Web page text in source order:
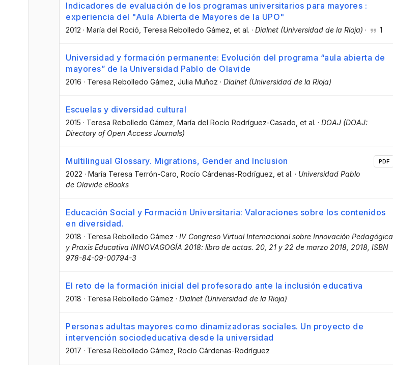
Indicadores de evaluación de los programas universitarios para mayores :
experiencia del "Aula Abierta de Mayores de la UPO"
2012 · María del Roció , Teresa Rebolledo Gámez , et al. · Dialnet (Universidad de la Rioja) · 1
Universidad y formación permanente: Evolución del programa “aula abierta de
mayores” de la Universidad Pablo de Olavide
2016 · Teresa Rebolledo Gámez, Julia Muñoz · Dialnet (Universidad de la Rioja)
Escuelas y diversidad cultural
2015 · Teresa Rebolledo Gámez, María del Rocío Rodríguez-Casado, et al. · DOAJ (DOAJ:
Directory of Open Access Journals)
Multilingual Glossary. Migrations, Gender and Inclusion
2022 · María Teresa Terrón-Caro, Rocío Cárdenas-Rodríguez, et al. · Universidad Pablo
de Olavide eBooks
PDF
Educación Social y Formación Universitaria: Valoraciones sobre los contenidos
en diversidad.
2018 · Teresa Rebolledo Gámez · IV Congreso Virtual Internacional sobre Innovación Pedagógica
y Praxis Educativa INNOVAGOGÍA 2018: libro de actas. 20, 21 y 22 de marzo 2018, 2018, ISBN
978-84-09-00794-3
El reto de la formación inicial del profesorado ante la inclusión educativa
2018 · Teresa Rebolledo Gámez · Dialnet (Universidad de la Rioja)
Personas adultas mayores como dinamizadoras sociales. Un proyecto de
intervención sociodeducativa desde la universidad
2017 · Teresa Rebolledo Gámez, Rocío Cárdenas-Rodríguez